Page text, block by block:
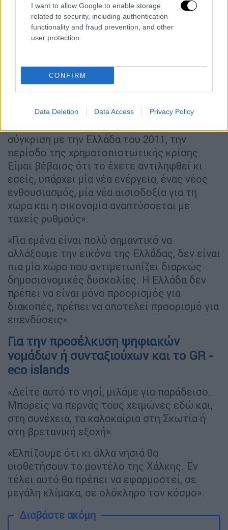
I want to allow Google to enable storage
related to security, including authentication
functionality and fraud prevention, and other
user protection.
CONFIRM
Data Deletion Data Access Privacy Policy
«Δεν θέλω να υπεισέλθω σε λεπτομέρειες
όσον αφορά μία διευθέτηση, διότι αυτές οι
συζητήσεις είναι ευαίσθητες, αλλά θέλω να
πω ανοιχτά ότι πρόθεσή μου είναι να θέσω
πιστεύω πως η βρετανική κυβέρνηση έχει να
παίξει ρόλο».
Για την οικονομία
σύγκριση με την Ελλάδα του 2011, την
περίοδο της χρηματοπιστωτικής κρίσης.
Είμαι βέβαιος ότι το έχετε αντιληφθεί κι
εσείς, υπάρχει μία νέα ενέργεια, ένας νέος
ενθουσιασμός, μία νέα αισιοδοξία για τη
χώρα και η οικονομία αναπτύσσεται με
ταχείς ρυθμούς».
«Για εμένα είναι πολύ σημαντικό να
αλλάξουμε την εικόνα της Ελλάδας, δεν είναι
πια μία χώρα που αντιμετωπίζει διαρκώς
δημοσιονομικές δυσκολίες. Η Ελλάδα δεν
πρέπει να είναι μόνο προορισμός για
διακοπές, πρέπει να αποτελεί προορισμό για
επενδύσεις».
Για την προσέλκυση ψηφιακών
νομάδων ή συνταξιούχων και το GR -
eco islands
«Δείτε αυτό το νησί, μιλάμε για παράδεισο.
Μπορείς να περνάς τους χειμώνες εδώ και,
στη συνέχεια, τα καλοκαίρια στη Σκωτία ή
στη βρετανική εξοχή».
«Ελπίζουμε ότι κι άλλα νησιά θα
υιοθετήσουν το μοντέλο της Χάλκης. Εν
τέλει αυτό θα πρέπει να εφαρμοστεί, σε
μεγάλη κλίμακα, σε ολόκληρο τον κόσμο».
Διαβάστε ακόμη